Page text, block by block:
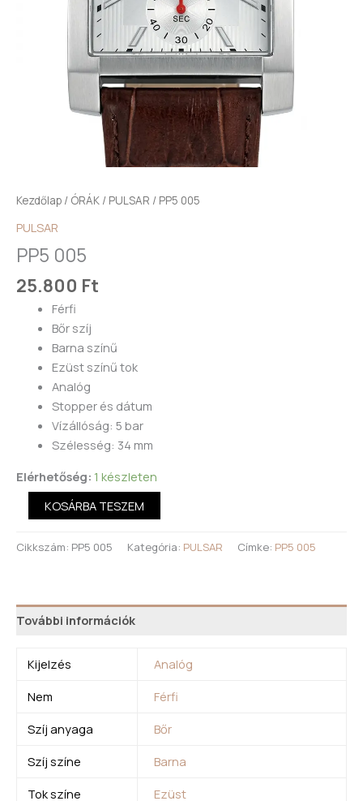
Kezdőlap / ÓRÁK / PULSAR / PP5 005
PULSAR
PP5 005
25.800 Ft
Férfi
Bőr szíj
Barna színű
Ezüst színű tok
Analóg
Stopper és dátum
Vízállóság: 5 bar
Szélesség: 34 mm
Elérhetőség: 1 készleten
KOSÁRBA TESZEM
Cikkszám: PP5 005 Kategória: PULSAR Címke: PP5 005
További információk
Kijelzés
Analóg
Nem
Férfi
Szíj anyaga
Bőr
Szíj színe
Barna
Tok színe
Ezüst